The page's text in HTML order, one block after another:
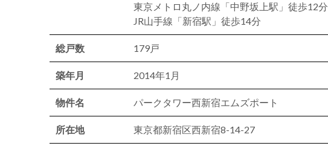
東京メトロ丸ノ内線「中野坂上駅」徒歩12分
JR山手線「新宿駅」徒歩14分
総戸数 179戸
築年月 2014年1月
物件名 パークタワー西新宿エムズポート
所在地 東京都新宿区西新宿8-14-27